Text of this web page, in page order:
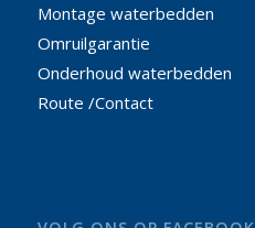
Montage waterbedden
Omruilgarantie
Onderhoud waterbedden
Route /Contact